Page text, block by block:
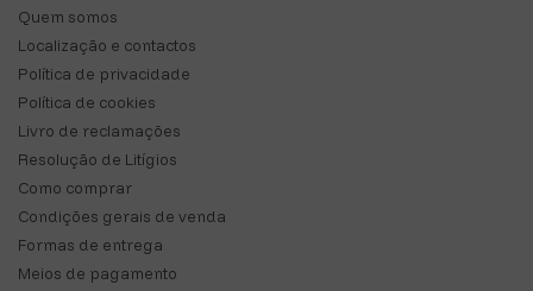
Quem somos
Localização e contactos
Política de privacidade
Política de cookies
Livro de reclamações
Resolução de Litígios
Como comprar
Condições gerais de venda
Formas de entrega
Meios de pagamento